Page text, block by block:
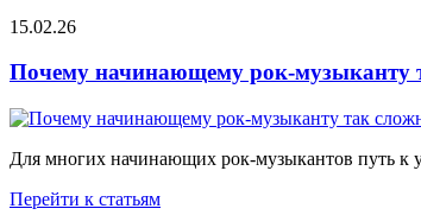
15.02.26
Почему начинающему рок-музыканту
Для многих начинающих рок-музыкантов путь к
Перейти к статьям